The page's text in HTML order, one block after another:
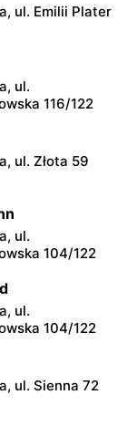
89a
Jana
5p
ul. Aleja
24
11 Listopada
ul. Emilii Plater
ul.
116/122
ul. Złota 59
ul.
104/122
ul.
104/122
ul. Sienna 72